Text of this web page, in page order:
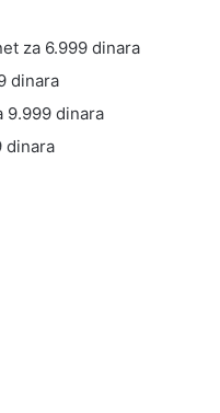
za 6.999 dinara
dinara
9.999 dinara
dinara